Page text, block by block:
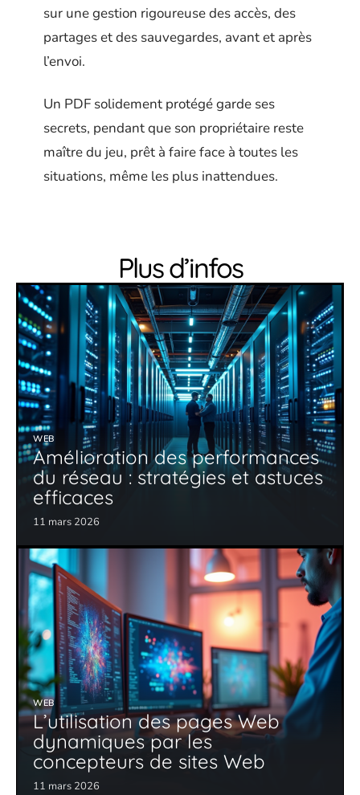
sur une gestion rigoureuse des accès, des
partages et des sauvegardes, avant et après
l’envoi.
Un PDF solidement protégé garde ses
secrets, pendant que son propriétaire reste
maître du jeu, prêt à faire face à toutes les
situations, même les plus inattendues.
Plus d’infos
WEB
Amélioration des performances
du réseau : stratégies et astuces
efficaces
11 mars 2026
WEB
L’utilisation des pages Web
dynamiques par les
concepteurs de sites Web
11 mars 2026